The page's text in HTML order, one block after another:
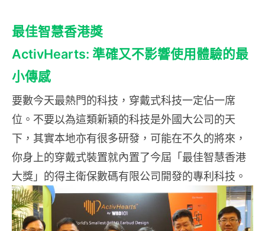
最佳智慧香港獎
ActivHearts: 準確又不影響使用體驗的最
小傳感
要數今天最熱門的科技，穿戴式科技一定佔一席
位。不要以為這類新穎的科技是外國大公司的天
下，其實本地亦有很多研發，可能在不久的將來，
你身上的穿戴式裝置就內置了今屆「最佳智慧香港
大獎」的得主衛保數碼有限公司開發的專利科技。